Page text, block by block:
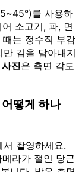
를 사용하
소고기, 파, 면
는 정수직 부감
김을 담아내지
진은 측면 각도
떻게 하나
촬영하세요.
라가 절인 당근